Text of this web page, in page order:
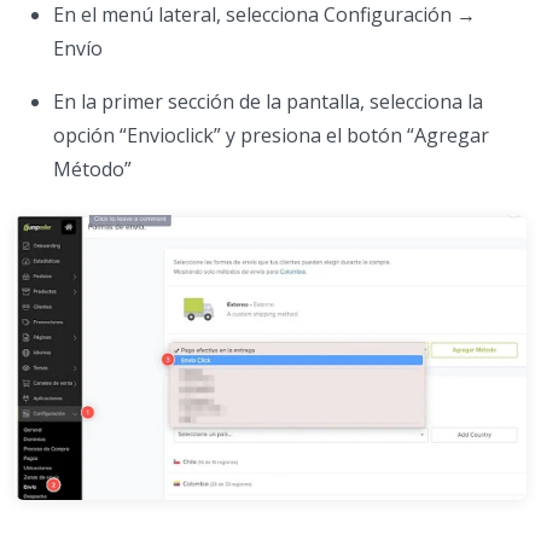
En el menú lateral, selecciona Configuración →
Envío
En la primer sección de la pantalla, selecciona la
opción “Envioclick” y presiona el botón “Agregar
Método”